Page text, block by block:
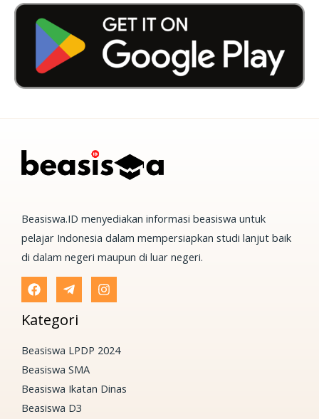
Beasiswa.ID menyediakan informasi beasiswa untuk
pelajar Indonesia dalam mempersiapkan studi lanjut baik
di dalam negeri maupun di luar negeri.
Kategori
Beasiswa LPDP 2024
Beasiswa SMA
Beasiswa Ikatan Dinas
Beasiswa D3